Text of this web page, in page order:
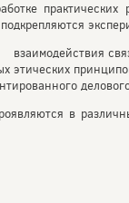
взаимодействия
этических
делового
в